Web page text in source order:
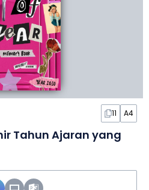
11 A4
Tahun Ajaran yang